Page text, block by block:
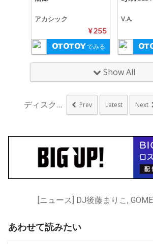
アカシック
¥ 255
でみる
V.A.
Show All
ディスクユニオンのプ... Prev Latest Next
あわせて読みたい